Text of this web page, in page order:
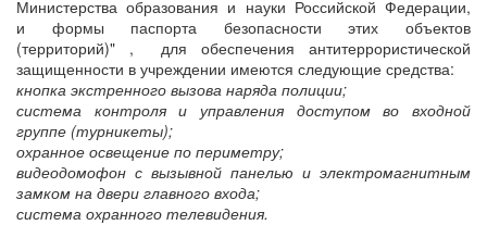
Министерства образования и науки Российской Федерации,
и формы паспорта безопасности этих объектов
(территорий)" , для обеспечения антитеррористической
защищенности в учреждении имеются следующие средства:
кнопка экстренного вызова наряда полиции;
система контроля и управления доступом во входной
группе (турникеты);
охранное освещение по периметру;
видеодомофон с вызывной панелью и электромагнитным
замком на двери главного входа;
система охранного телевидения.